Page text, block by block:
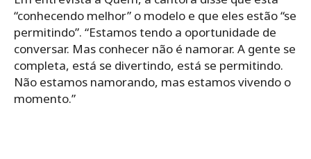
“conhecendo melhor” o modelo e que eles estão “se
permitindo”. “Estamos tendo a oportunidade de
conversar. Mas conhecer não é namorar. A gente se
completa, está se divertindo, está se permitindo.
Não estamos namorando, mas estamos vivendo o
momento.”